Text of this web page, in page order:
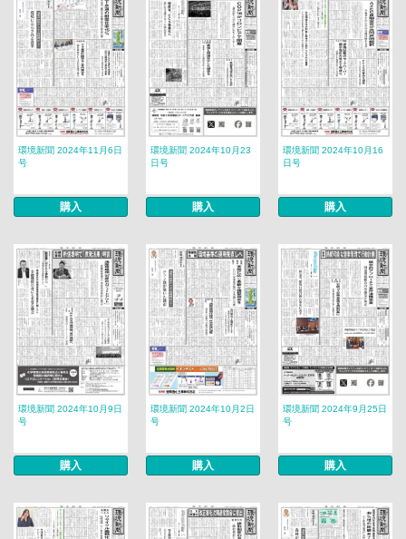
環境新聞 2024年11月6日
号
購入
環境新聞 2024年10月23
日号
購入
環境新聞 2024年10月16
日号
購入
環境新聞 2024年10月9日
号
購入
環境新聞 2024年10月2日
号
購入
環境新聞 2024年9月25日
号
購入